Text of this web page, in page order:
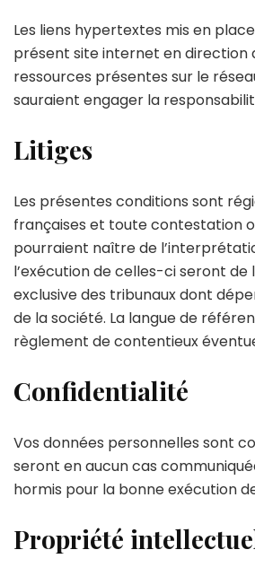
Les liens hypertextes mis en
présent site internet en direction
ressources présentes sur le
sauraient engager la
Litiges
Les présentes conditions sont
françaises et toute contestation
pourraient naître de
l’exécution de celles-ci seront
exclusive des tribunaux dont
de la société. La langue de
règlement de contentieux
Confidentialité
Vos données personnelles sont
seront en aucun cas
hormis pour la bonne exécution
Propriété